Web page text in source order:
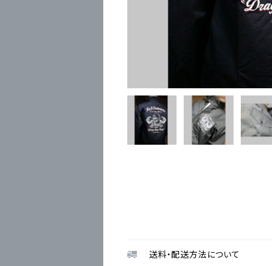
送料・配送方法について